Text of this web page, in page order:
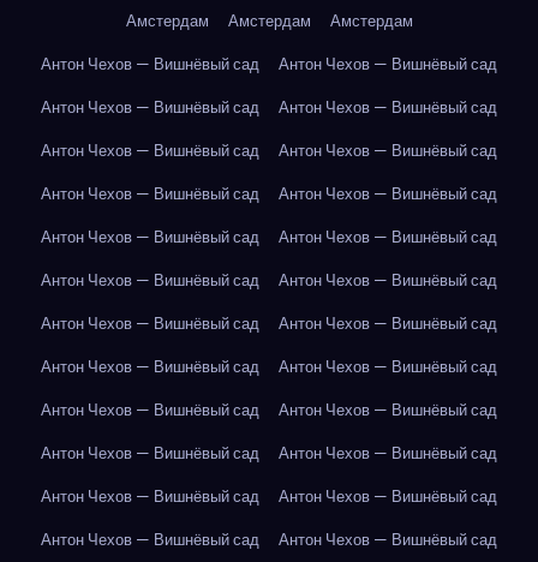
Амстердам
Амстердам
Амстердам
Антон Чехов — Вишнёвый сад
Антон Чехов — Вишнёвый сад
Антон Чехов — Вишнёвый сад
Антон Чехов — Вишнёвый сад
Антон Чехов — Вишнёвый сад
Антон Чехов — Вишнёвый сад
Антон Чехов — Вишнёвый сад
Антон Чехов — Вишнёвый сад
Антон Чехов — Вишнёвый сад
Антон Чехов — Вишнёвый сад
Антон Чехов — Вишнёвый сад
Антон Чехов — Вишнёвый сад
Антон Чехов — Вишнёвый сад
Антон Чехов — Вишнёвый сад
Антон Чехов — Вишнёвый сад
Антон Чехов — Вишнёвый сад
Антон Чехов — Вишнёвый сад
Антон Чехов — Вишнёвый сад
Антон Чехов — Вишнёвый сад
Антон Чехов — Вишнёвый сад
Антон Чехов — Вишнёвый сад
Антон Чехов — Вишнёвый сад
Антон Чехов — Вишнёвый сад
Антон Чехов — Вишнёвый сад